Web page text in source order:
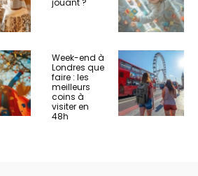
jouant ?
Week-end à
Londres que
faire : les
meilleurs
coins à
visiter en
48h